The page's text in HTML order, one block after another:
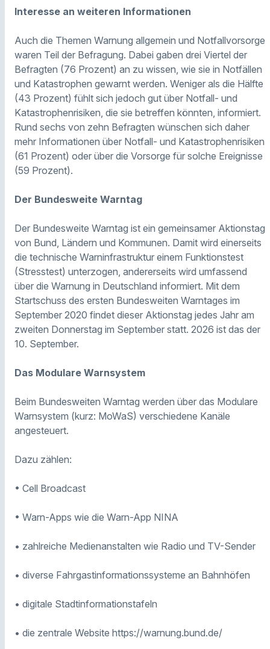
Interesse an weiteren Informationen
Auch die Themen Warnung allgemein und Notfallvorsorge
waren Teil der Befragung. Dabei gaben drei Viertel der
Befragten (76 Prozent) an zu wissen, wie sie in Notfällen
und Katastrophen gewarnt werden. Weniger als die Hälfte
(43 Prozent) fühlt sich jedoch gut über Notfall- und
Katastrophenrisiken, die sie betreffen könnten, informiert.
Rund sechs von zehn Befragten wünschen sich daher
mehr Informationen über Notfall- und Katastrophenrisiken
(61 Prozent) oder über die Vorsorge für solche Ereignisse
(59 Prozent).
Der Bundesweite Warntag
Der Bundesweite Warntag ist ein gemeinsamer Aktionstag
von Bund, Ländern und Kommunen. Damit wird einerseits
die technische Warninfrastruktur einem Funktionstest
(Stresstest) unterzogen, andererseits wird umfassend
über die Warnung in Deutschland informiert. Mit dem
Startschuss des ersten Bundesweiten Warntages im
September 2020 findet dieser Aktionstag jedes Jahr am
zweiten Donnerstag im September statt. 2026 ist das der
10. September.
Das Modulare Warnsystem
Beim Bundesweiten Warntag werden über das Modulare
Warnsystem (kurz: MoWaS) verschiedene Kanäle
angesteuert.
Dazu zählen:
• Cell Broadcast
• Warn-Apps wie die Warn-App NINA
• zahlreiche Medienanstalten wie Radio und TV-Sender
• diverse Fahrgastinformationssysteme an Bahnhöfen
• digitale Stadtinformationstafeln
• die zentrale Website https://warnung.bund.de/